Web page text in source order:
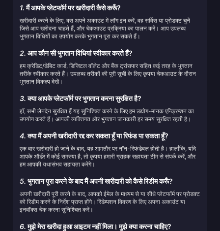
1.मैं आपके प्लेटफॉर्म पर खरीदारी कैसे करूँ?
खरीदारी करने के लिए, बस अपने अकाउंट में लॉग इन करें, वह सर्विस या प्रोडक्ट चुनें
जिसे आप खरीदना चाहते हैं, और चेकआउट प्रक्रिया का पालन करें। आप उपलब्ध
भुगतान विधियों का उपयोग करके भुगतान पूरा कर सकते हैं।
2. आप कौन सी भुगतान विधियां स्वीकार करते हैं?
हम क्रेडिट/डेबिट कार्ड, डिजिटल वॉलेट और बैंक ट्रांसफर सहित कई तरह के भुगतान
तरीके स्वीकार करते हैं। उपलब्ध तरीकों की पूरी सूची के लिए कृपया चेकआउट के दौरान
भुगतान विकल्प देखें।
3.क्या आपके प्लेटफॉर्म पर भुगतान करना सुरक्षित है?
हाँ, सभी लेनदेन सुरक्षित हैं यह सुनिश्चित करने के लिए हम उद्योग-मानक एन्क्रिप्शन का
उपयोग करते हैं। आपकी व्यक्तिगत और भुगतान जानकारी हर समय सुरक्षित रहती है।
4.क्या मैं अपनी खरीदारी रद्द कर सकता हूँ या रिफंड पा सकता हूँ?
एक बार खरीदारी हो जाने के बाद, यह आमतौर पर नॉन-रिफंडेबल होती है। हालाँकि, यदि
आपके ऑर्डर में कोई समस्या है, तो कृपया हमारी ग्राहक सहायता टीम से संपर्क करें, और
हम आपकी यथासंभव सहायता करेंगे।
5. भुगतान पूरा करने के बाद मैं अपनी खरीदारी को कैसे रिडीम करूँ?
अपनी खरीदारी पूरी करने के बाद, आपको ईमेल के माध्यम से या सीधे प्लेटफॉर्म पर प्रोडक्ट
को रिडीम करने के निर्देश प्राप्त होंगे। रिडेम्पशन विवरण के लिए अपना अकाउंट या
इनबॉक्स चेक करना सुनिश्चित करें।
6.मुझे मेरा खरीदा हुआ आइटम नहीं मिला। मुझे क्या करना चाहिए?